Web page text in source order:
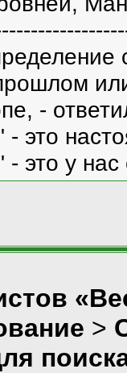
-
- это
это у
>